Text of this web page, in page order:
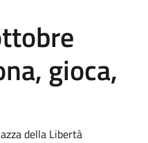
gioca,
della Libertà